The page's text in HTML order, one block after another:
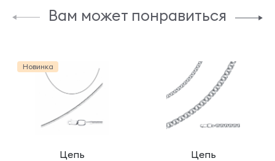
Вам может понравиться
Новинка
Цепь
Цепь